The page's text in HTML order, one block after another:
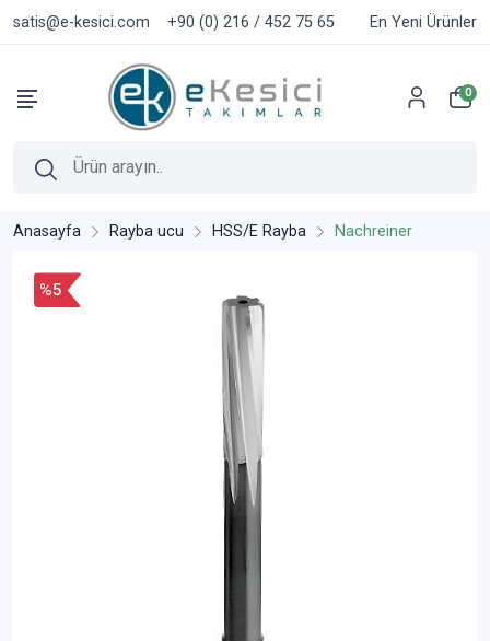
satis@e-kesici.com +90 (0) 216 / 452 75 65 En Yeni Ürünler
0
Anasayfa Rayba ucu HSS/E Rayba Nachreiner
%5